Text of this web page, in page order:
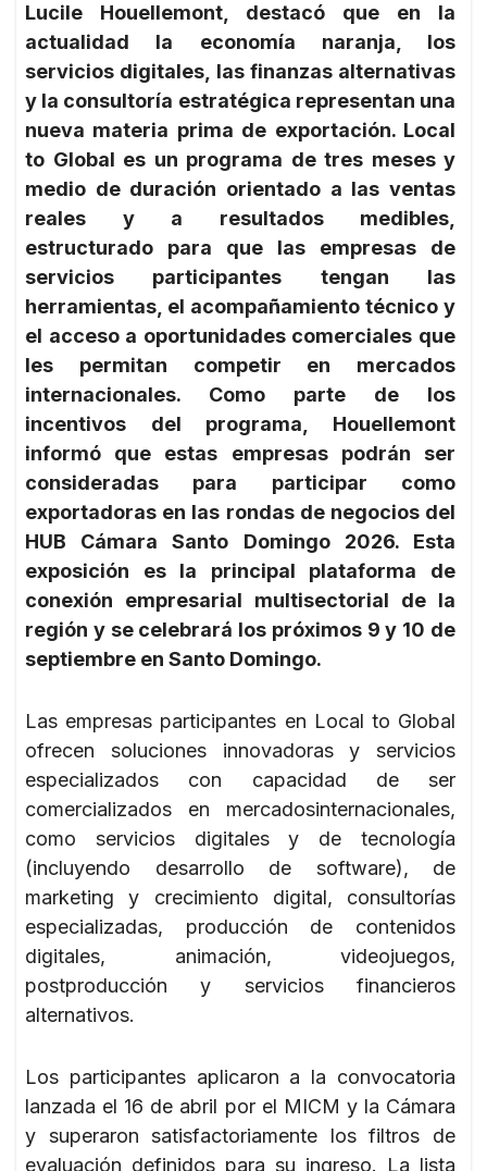
Lucile Houellemont, destacó que en la
actualidad la economía naranja, los
servicios digitales, las finanzas alternativas
y la consultoría estratégica representan una
nueva materia prima de exportación. Local
to Global es un programa de tres meses y
medio de duración orientado a las ventas
reales y a resultados medibles,
estructurado para que las empresas de
servicios participantes tengan las
herramientas, el acompañamiento técnico y
el acceso a oportunidades comerciales que
les permitan competir en mercados
internacionales. Como parte de los
incentivos del programa, Houellemont
informó que estas empresas podrán ser
consideradas para participar como
exportadoras en las rondas de negocios del
HUB Cámara Santo Domingo 2026. Esta
exposición es la principal plataforma de
conexión empresarial multisectorial de la
región y se celebrará los próximos 9 y 10 de
septiembre en Santo Domingo.
Las empresas participantes en Local to Global
ofrecen soluciones innovadoras y servicios
especializados con capacidad de ser
comercializados en mercadosinternacionales,
como servicios digitales y de tecnología
(incluyendo desarrollo de software), de
marketing y crecimiento digital, consultorías
especializadas, producción de contenidos
digitales, animación, videojuegos,
postproducción y servicios financieros
alternativos.
Los participantes aplicaron a la convocatoria
lanzada el 16 de abril por el MICM y la Cámara
y superaron satisfactoriamente los filtros de
evaluación definidos para su ingreso. La lista